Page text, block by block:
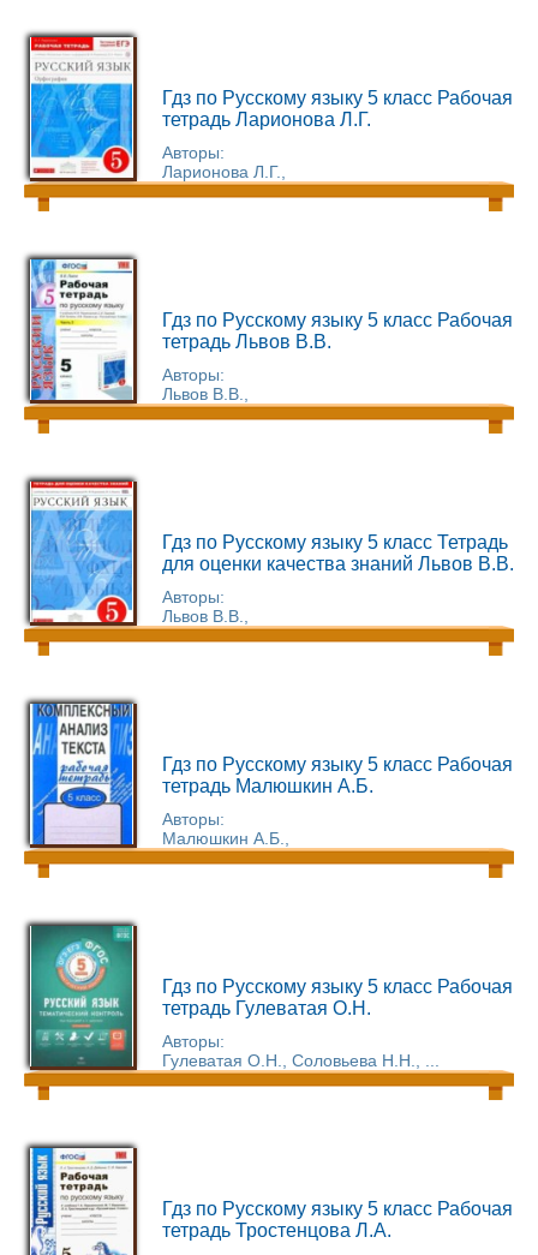
Гдз по Русскому языку 5 класс Рабочая
тетрадь Ларионова Л.Г.
Авторы:
Ларионова Л.Г.,
Гдз по Русскому языку 5 класс Рабочая
тетрадь Львов В.В.
Авторы:
Львов В.В.,
Гдз по Русскому языку 5 класс Тетрадь
для оценки качества знаний Львов В.В.
Авторы:
Львов В.В.,
Гдз по Русскому языку 5 класс Рабочая
тетрадь Малюшкин А.Б.
Авторы:
Малюшкин А.Б.,
Гдз по Русскому языку 5 класс Рабочая
тетрадь Гулеватая О.Н.
Авторы:
Гулеватая О.Н., Соловьева Н.Н., ...
Гдз по Русскому языку 5 класс Рабочая
тетрадь Тростенцова Л.А.